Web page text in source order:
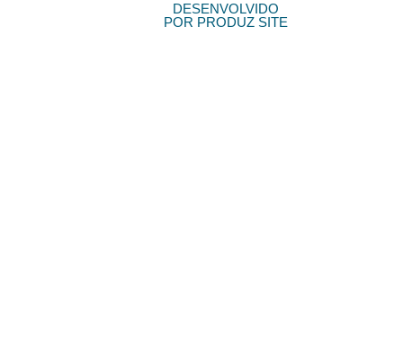
DESENVOLVIDO
POR PRODUZ SITE